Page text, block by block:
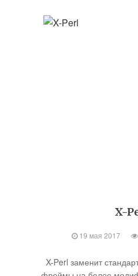
X-
19 мая 2017
X-Perl заменит